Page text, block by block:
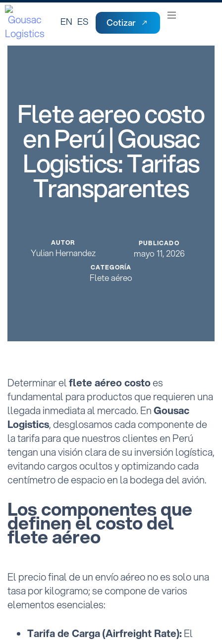
EN ES Cotizar
Flete aereo costo
en Perú | Gousac
Logistics: Tarifas
Transparentes
AUTOR
Yulian Hernandez
PUBLICADO
mayo 11, 2026
CATEGORÍA
Flete aéreo
Determinar elflete aéreo costoes
fundamental para productos que requieren una
llegada inmediata al mercado. EnGousac
Logistics, desglosamos cada componente de
la tarifa para que nuestros clientes en Perú
tengan una visión clara de su inversión logística,
evitando cargos ocultos y optimizando cada
centímetro de espacio en la bodega del avión.
Los componentes que
definen el costo del
flete aéreo
El precio final de un envío aéreo no es solo una
tasa por kilogramo; se compone de varios
elementos esenciales:
Tarifa de Carga (Airfreight Rate): El